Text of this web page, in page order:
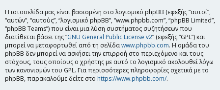
Η ιστοσελίδα μας είναι βασισμένη στο λογισμικό phpBB (εφεξής “αυτοί”,
“αυτών”, “αυτούς”, “λογισμικό phpBB”, “www.phpbb.com”, “phpBB Limited”,
“phpBB Teams”) που είναι μια λύση συστήματος συζητήσεων που
διατίθεται βάσει της “GNU General Public License v2” (εφεξής “GPL”) και
μπορεί να μεταφορτωθεί από τη σελίδαwww.phpbb.com. Η ομάδα του
phpBB δεν μπορεί να ασκήσει την επιρροή στο περιεχόμενο και τους
στόχους, τους οποίους ο χρήστης με αυτό το λογισμικό ακολουθεί λόγω
των κανονισμών του GPL. Για περισσότερες πληροφορίες σχετικά με το
phpBB, παρακαλούμε δείτε στο https://www.phpbb.com/.